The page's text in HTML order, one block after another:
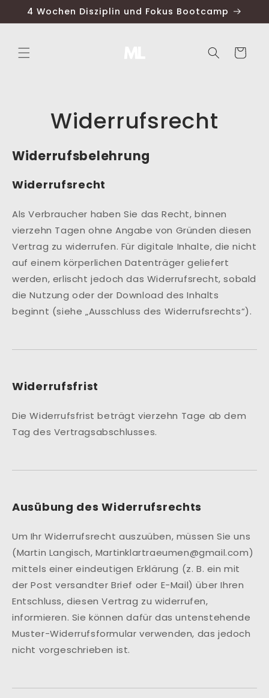
zum
Inhalt
4 Wochen Disziplin und Fokus Bootcamp
Warenkorb
Widerrufsrecht
Widerrufsbelehrung
Widerrufsrecht
Als Verbraucher haben Sie das Recht, binnen
vierzehn Tagen ohne Angabe von Gründen diesen
Vertrag zu widerrufen. Für digitale Inhalte, die nicht
auf einem körperlichen Datenträger geliefert
werden, erlischt jedoch das Widerrufsrecht, sobald
die Nutzung oder der Download des Inhalts
beginnt (siehe „Ausschluss des Widerrufsrechts“).
Widerrufsfrist
Die Widerrufsfrist beträgt vierzehn Tage ab dem
Tag des Vertragsabschlusses.
Ausübung des Widerrufsrechts
Um Ihr Widerrufsrecht auszuüben, müssen Sie uns
(Martin Langisch, Martinklartraeumen@gmail.com)
mittels einer eindeutigen Erklärung (z. B. ein mit
der Post versandter Brief oder E-Mail) über Ihren
Entschluss, diesen Vertrag zu widerrufen,
informieren. Sie können dafür das untenstehende
Muster-Widerrufsformular verwenden, das jedoch
nicht vorgeschrieben ist.